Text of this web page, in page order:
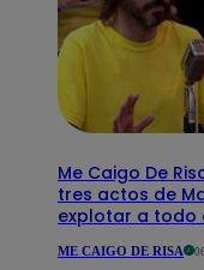
Me Caigo De
tres actos de
explotar a todo
ME CAIGO DE RISA